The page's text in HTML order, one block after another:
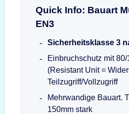
Quick Info: Bauart
EN3
Sicherheitsklasse 3
Einbruchschutz mit
(Resistant Unit =
Teilzugriff/Vollzugriff
Mehrwandige Bauart.
150mm stark